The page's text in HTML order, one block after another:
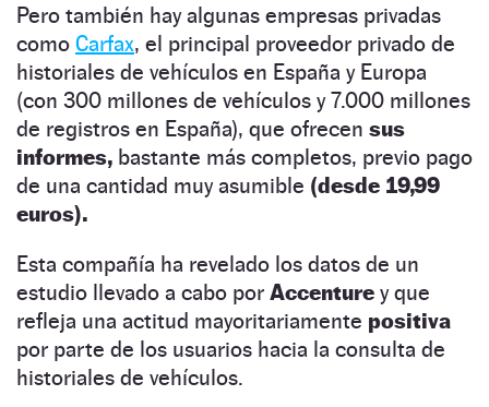
Pero también hay algunas empresas privadas
como Carfax, el principal proveedor privado de
historiales de vehículos en España y Europa
(con 300 millones de vehículos y 7.000 millones
de registros en España), que ofrecen sus
informes, bastante más completos, previo pago
de una cantidad muy asumible (desde 19,99
euros).
Esta compañía ha revelado los datos de un
estudio llevado a cabo por Accenture y que
refleja una actitud mayoritariamente positiva
por parte de los usuarios hacia la consulta de
historiales de vehículos.